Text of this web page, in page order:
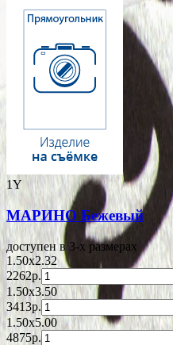
1Y
МАРИНО Бежевый
доступен в 3-x размерах
1.50x2.32
2262р.
1.50x3.50
3413р.
1.50x5.00
4875р.